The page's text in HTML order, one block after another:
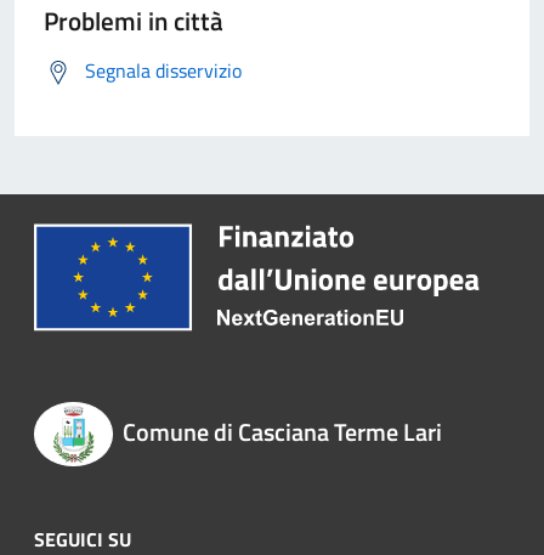
Problemi in città
Segnala disservizio
Comune di Casciana Terme Lari
SEGUICI SU